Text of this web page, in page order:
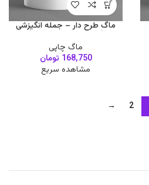
ماگ طرح دار – جمله انگیزشی
(همین الان انجام بده )
ماگ چاپی
168,750 تومان
مشاهده سریع
2
→